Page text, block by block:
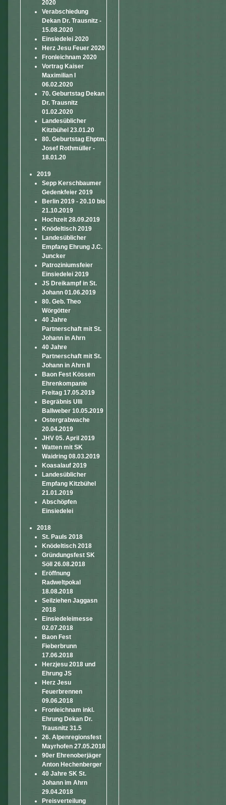
2020
Verabschiedung
Dekan Dr. Trausnitz -
15.08.2020
Einsiedelei 2020
Herz Jesu Feuer 2020
Fronleichnam 2020
Vortrag Kaiser
Maximilian I
06.02.2020
70. Geburtstag Dekan
Dr. Trausnitz
01.02.2020
Landesüblicher
Kitzbühel 23.01.20
80. Geburtstag Ehptm.
Josef Rothmüller -
18.01.20
2019
Sepp Kerschbaumer
Gedenkfeier 2019
Berlin 2019 - 20.10 bis
21.10.2019
Hochzeit 28.09.2019
Knödeltisch 2019
Landesüblicher
Empfang Ehrung J.C.
Juncker
Patroziniumsfeier
Einsiedelei 2019
JS Dreikampf in St.
Johann 01.06.2019
80. Geb. Theo
Wörgötter
40 Jahre
Partnerschaft mit St.
Johann in Ahrn
40 Jahre
Partnerschaft mit St.
Johann in Ahrn II
Baon Fest Kössen
Ehrenkompanie
Freitag 17.05.2019
Begräbnis Ulli
Ballweber 10.05.2019
Ostergrabwache
20.04.2019
JHV 05. April 2019
Watten mit SK
Waidring 08.03.2019
Koasalauf 2019
Landesüblicher
Empfang Kitzbühel
21.01.2019
Abschöpfen
Einsiedelei
2018
St. Pauls 2018
Knödeltisch 2018
Gründungsfest SK
Söll 26.08.2018
Eröffnung
Radweltpokal
18.08.2018
Seilziehen Jaggasn
2018
Einsiedeleimesse
02.07.2018
Baon Fest
Fieberbrunn
17.06.2018
Herzjesu 2018 und
Ehrung JS
Herz Jesu
Feuerbrennen
09.06.2018
Fronleichnam inkl.
Ehrung Dekan Dr.
Trausnitz 31.5
26. Alpenregionsfest
Mayrhofen 27.05.2018
90er Ehrenoberjäger
Anton Hechenberger
40 Jahre SK St.
Johann im Ahrn
29.04.2018
Preisverteilung